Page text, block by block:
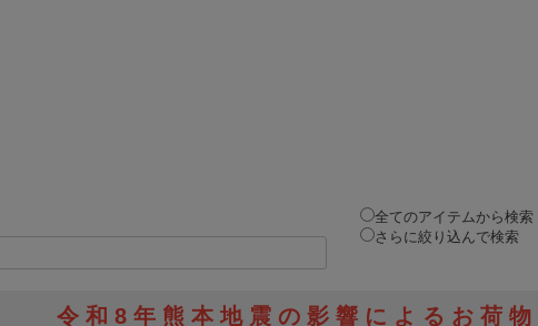
全てのアイテムから検索
さらに絞り込んで検索